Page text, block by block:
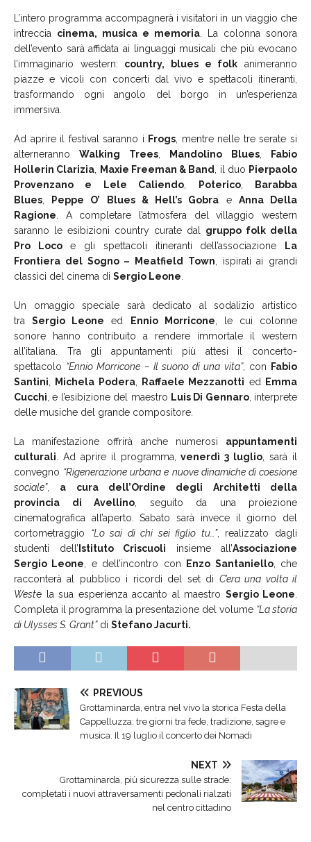
L’intero programma accompagnerà i visitatori in un viaggio che
intreccia cinema, musica e memoria . La colonna sonora
dell’evento sarà affidata ai linguaggi musicali che più evocano
l’immaginario western: country, blues e folk animeranno
piazze e vicoli con concerti dal vivo e spettacoli itineranti,
trasformando ogni angolo del borgo in un’esperienza
immersiva.
Ad aprire il festival saranno i Frogs , mentre nelle tre serate si
alternerannoWalking Trees, Mandolino Blues,
Fabio
Hollerin Clarizia
Maxie Freeman & Band , il duo Pierpaolo
Provenzano e Lele Caliendo
Poterico,
Barabba
Blues
Peppe O’ Blues & Hell’s Gobra e Anna Della
Ragione . A completare l’atmosfera del villaggio western
saranno le esibizioni country curate dal gruppo folk della
Pro Locoe gli spettacoli itineranti dell’associazione
La
Frontiera del Sogno – Meatfield Town , ispirati ai grandi
classici del cinema di Sergio Leone
Un omaggio speciale sarà dedicato al sodalizio artistico
traSergio Leone ed Ennio Morricone , le cui colonne
sonore hanno contribuito a rendere immortale il western
all’italiana. Tra gli appuntamenti più attesi il concerto-
spettacolo “Ennio Morricone – Il suono di una vita”, con
Fabio
Santini
Michela Podera, Raffaele Mezzanotti ed
Emma
Cucchi , e l’esibizione del maestro Luis Di Gennaro, interprete
delle musiche del grande compositore.
La manifestazione offrirà anche numerosi appuntamenti
culturali . Ad aprire il programma,venerdì 3 luglio , sarà il
convegno “Rigenerazione urbana e nuove dinamiche di coesione
sociale”, a cura dell’Ordine degli Architetti della
provincia di Avellino , seguito da una proiezione
cinematografica all’aperto. Sabato sarà invece il giorno del
cortometraggio “Lo sai di chi sei figlio tu…”, realizzato dagli
studenti dell’ Istituto Criscuoli insieme all’Associazione
Sergio Leone , e dell’incontro con Enzo Santaniello, che
racconterà al pubblico i ricordi del set di C’era una volta il
Weste la sua esperienza accanto al maestro Sergio Leone
Completa il programma la presentazione del volume “La storia
di Ulysses S. Grant”di Stefano Jacurti.
PREVIOUS
Grottaminarda, entra nel vivo la storica Festa della
Cappelluzza: tre giorni tra fede, tradizione, sagre e
musica. Il 19 luglio il concerto dei Nomadi
NEXT
Grottaminarda, più sicurezza sulle strade:
completati i nuovi attraversamenti pedonali rialzati
nel centro cittadino